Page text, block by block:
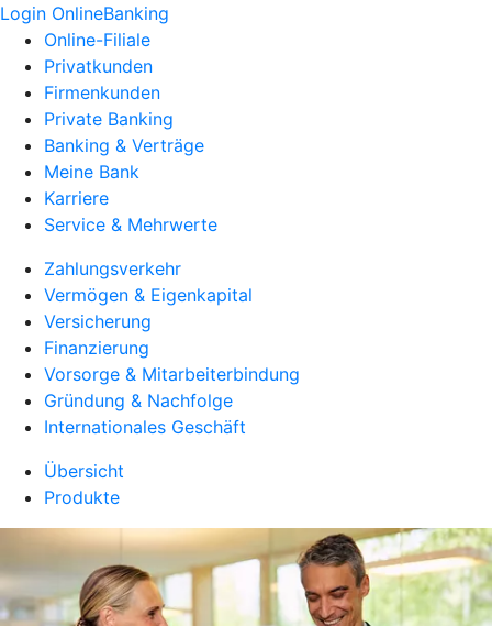
Login OnlineBanking
Online-Filiale
Privatkunden
Firmenkunden
Private Banking
Banking & Verträge
Meine Bank
Karriere
Service & Mehrwerte
Zahlungsverkehr
Vermögen & Eigenkapital
Versicherung
Finanzierung
Vorsorge & Mitarbeiterbindung
Gründung & Nachfolge
Internationales Geschäft
Übersicht
Produkte